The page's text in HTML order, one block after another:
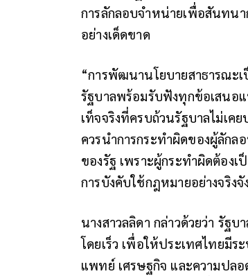
การลักลอบจำหน่ายเพื่อสันทน
อย่างเด็ดขาด
“การพัฒนานโยบายสาธารณะ
รัฐบาลพร้อมรับฟังทุกข้อเสนอ
เท็จจริงที่ครบถ้วนรัฐบาลไม่เ
ควรนำการกระทำผิดของผู้ลักล
ของรัฐ เพราะผู้กระทำผิดต้อง
การบังคับใช้กฎหมายอย่างจริง
นางสาวลลิดา กล่าวด้วยว่า รัฐ
โดยเร็ว เพื่อให้ประเทศไทยมี
แพทย์ เศรษฐกิจ และความปล